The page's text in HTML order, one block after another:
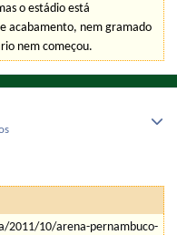
o estádio está
acabamento, nem gramado
nem começou.
2011/10/arena-pernambuco-